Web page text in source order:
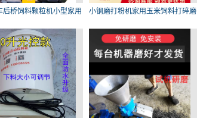
后桥饲料颗粒机小型家用
小钢磨打粉机家用玉米饲料打碎磨
粉